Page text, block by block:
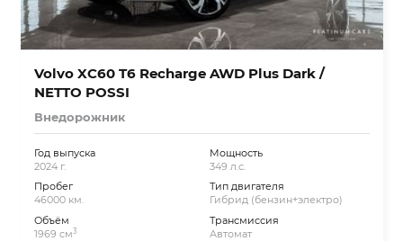
Volvo XC60 T6 Recharge AWD Plus Dark /
NETTO POSSI
Внедорожник
Год выпуска
2024 г.
Пробег
46000 км.
Объём
1969 см3
Мощность
349 л.с.
Тип двигателя
Гибрид (бензин+электро)
Трансмиссия
Автомат